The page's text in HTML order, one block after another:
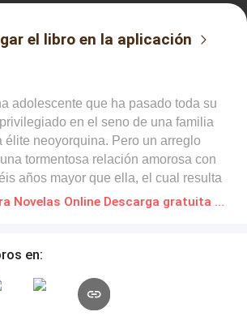
el libro en la aplicación
adolescente que ha pasado toda su
en el seno de una familia
élite neoyorquina. Pero un arreglo
tormentosa relación amorosa con
años mayor que ella, el cual resulta
vista pero dejara a Alissa en un
la presión de su controladora
a la niña, llevándola por un
de desolación y tragedia, pero
Amor en la sombra Novelas Online Descarga gratuita de PDF
en: